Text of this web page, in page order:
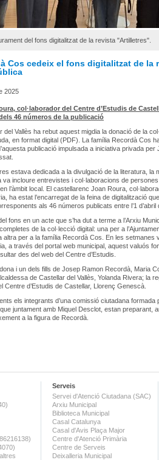
del fons digitalitzat de la revista "Artilletres".
Cos cedeix el fons digitalitzat de la
2025
col·laborador del Centre d’Estudis de
46 números de la publicació
del Vallès ha rebut aquest migdia la donació de la
en format digital (PDF). La família Recordà Cos
publicació impulsada a iniciativa privada
estava dedicada a la divulgació de la literatura, la
va incloure entrevistes i col·laboracions de
l’àmbit local. El castellarenc Joan Roura,
ha estat l’encarregat de la feina de digitalització
als 46 números publicats entre l’1 d’abril
fons en un acte que s’ha dut a terme a l’Arxiu
de la col·lecció digital: una per a
altra per a la família Recordà Cos. En les setmanes
a través del portal web municipal, aquest valuós
des del web del Centre d’Estudis.
i un dels fills de Josep Ramon Recordà, Maria
de Castellar del Vallès, Yolanda Rivera; la
Centre d’Estudis de Castellar, Llorenç Genescà.
els integrants d’una comissió ciutadana formada
juntament amb Miquel Desclot, estan preparant,
a la figura de Recordà.
Serveis
Servei d'Atenció Ciutadana (SAC)
Arxiu Municipal
Biblioteca Municipal
Casal Catalunya
Casal d'Avis Plaça Major
Centre d'Atenció Primària
Centre de Serveis
Deixalleria Municipal